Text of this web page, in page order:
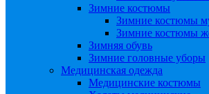
Зимние костюмы
Зимние костюмы
Зимние костюмы
Зимняя обувь
Зимние головные уборы
Медицинская одежда
Медицинские костюмы